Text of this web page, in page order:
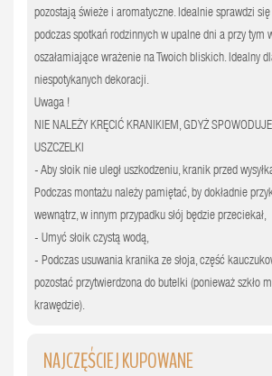
pozostają świeże i aromatyczne. Idealnie sprawdzi
podczas spotkań rodzinnych w upalne dni a przy tym
oszałamiające wrażenie na Twoich bliskich. Idealny
niespotykanych dekoracji.
Uwaga !
NIE NALEŻY KRĘCIĆ KRANIKIEM, GDYŻ
USZCZELKI
- Aby słoik nie uległ uszkodzeniu, kranik przed
Podczas montażu należy pamiętać, by dokładnie
wewnątrz, w innym przypadku słój będzie przeciekał,
- Umyć słoik czystą wodą,
- Podczas usuwania kranika ze słoja, część
pozostać przytwierdzona do butelki (ponieważ szkło
krawędzie).
NAJCZĘŚCIEJ KUPOWANE